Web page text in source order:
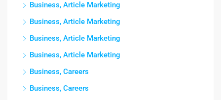
Business, Article Marketing
Business, Article Marketing
Business, Article Marketing
Business, Article Marketing
Business, Careers
Business, Careers